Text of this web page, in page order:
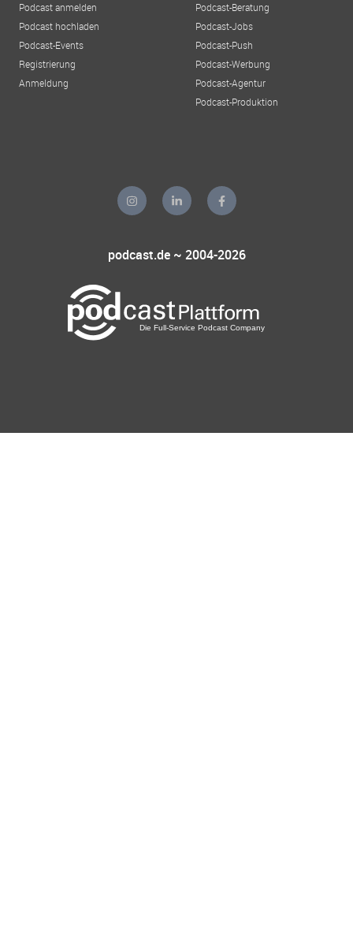
Podcast anmelden
Podcast hochladen
Podcast-Events
Registrierung
Anmeldung
Podcast-Beratung
Podcast-Jobs
Podcast-Push
Podcast-Werbung
Podcast-Agentur
Podcast-Produktion
podcast.de ~ 2004-2026